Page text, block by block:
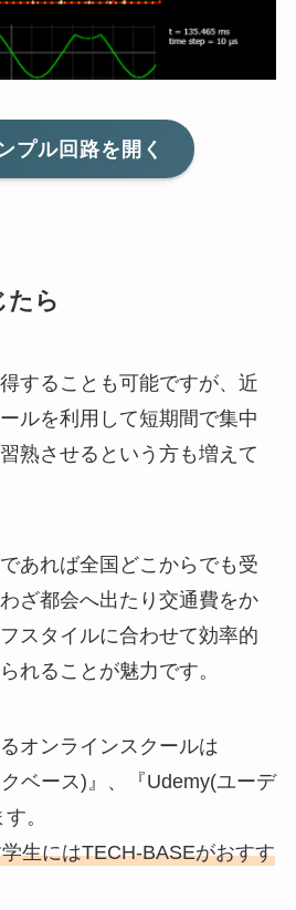
プル回路を開く
たら
することも可能ですが、近
ルを利用して短期間で集中
熟させるという方も増えて
あれば全国どこからでも受
ざ都会へ出たり交通費をか
スタイルに合わせて効率的
れることが魅力です。
オンラインスクールは
ベース)』、『Udemy(ユーデ
。
生にはTECH-BASEがおすす